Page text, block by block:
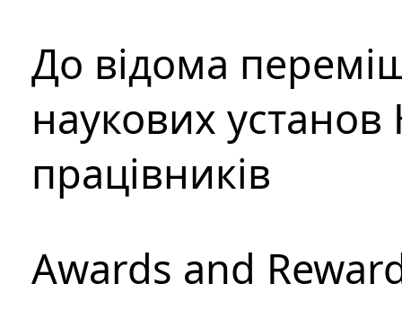
До відома
наукових установ
працівників
Awards and